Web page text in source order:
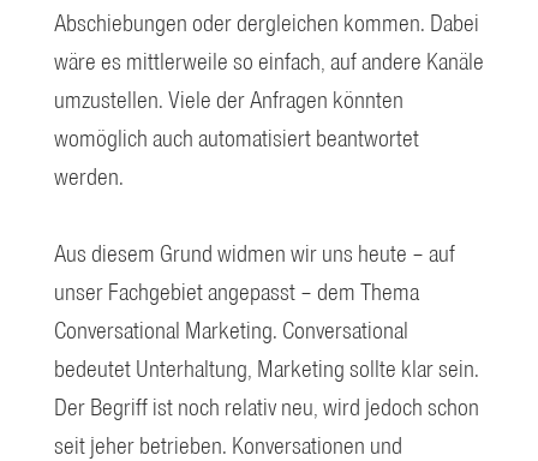
Abschiebungen oder dergleichen kommen. Dabei
wäre es mittlerweile so einfach, auf andere Kanäle
umzustellen. Viele der Anfragen könnten
womöglich auch automatisiert beantwortet
werden.
Aus diesem Grund widmen wir uns heute – auf
unser Fachgebiet angepasst – dem Thema
Conversational Marketing. Conversational
bedeutet Unterhaltung, Marketing sollte klar sein.
Der Begriff ist noch relativ neu, wird jedoch schon
seit jeher betrieben. Konversationen und